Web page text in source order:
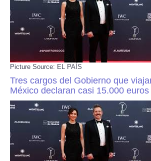
Picture Source: EL PAÍS
Tres cargos del Gobierno que
México declaran casi 15.000